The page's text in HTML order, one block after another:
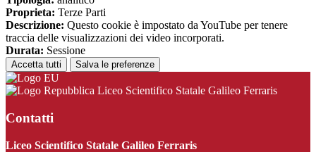
Proprieta: Terze Parti
Descrizione: Questo cookie è impostato da YouTube per tenere
traccia delle visualizzazioni dei video incorporati.
Durata: Sessione
Accetta tutti Salva le preferenze
Liceo Scientifico Statale Galileo Ferraris
Contatti
Liceo Scientifico Statale Galileo Ferraris